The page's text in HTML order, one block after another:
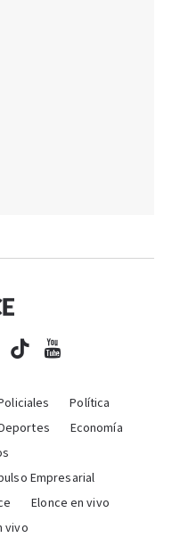
Política
Economía
Empresarial
Elonce en vivo
vivo